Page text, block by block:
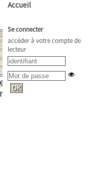
n°1
t. 16,
n°2-3
16ème
année,
1907
et médicale
de
Accueil
Se connecter
accéder à votre compte de
lecteur